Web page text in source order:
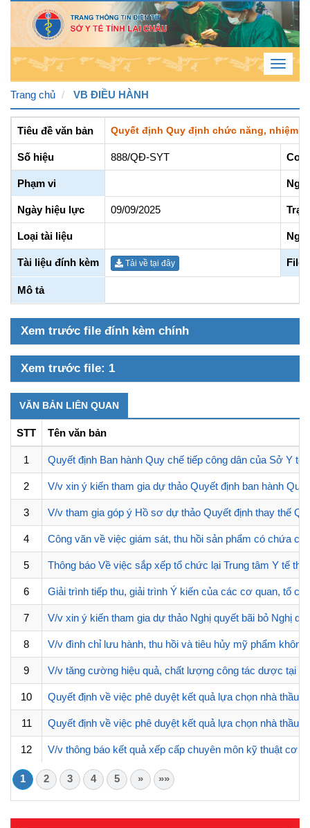
Thứ
7 , 8
2026
7 : 29
AM
Toggle
Trang chủ
VB ĐIỀU HÀNH
Tiêu đề văn bản Quyết định Quy định chức năng, nhiệm
Số hiệu 888/QĐ-SYT Cơ
Phạm vi
Ngày hiệu lực 09/09/2025
Loại tài liệu
Tài liệu đính kèm Tải về tại đây File
Mô tả
Xem trước file đính kèm chính
Xem trước file: 1
VĂN BẢN LIÊN QUAN
STT Tên văn bản
1 Quyết định Ban hành Quy chế tiếp công dân của Sở Y tế
2 V/v xin ý kiến tham gia dự thảo Quyết định ban hành
3 V/v tham gia góp ý Hồ sơ dự thảo Quyết định thay thế
4 Công văn về việc giám sát, thu hồi sản phẩm có chứa
5 Thông báo Về việc sắp xếp tổ chức lại Trung tâm Y tế
6 Giải trình tiếp thu, giải trình Ý kiến của các cơ quan, tổ
7 V/v xin ý kiến tham gia dự thảo Nghị quyết bãi bỏ Nghị
8 V/v đình chỉ lưu hành, thu hồi và tiêu hủy mỹ phẩm
9 V/v tăng cường hiệu quả, chất lượng công tác dược tại
10 Quyết định về việc phê duyệt kết quả lựa chọn nhà thầu
11 Quyết định về việc phê duyệt kết quả lựa chọn nhà thầu
12 V/v thông báo kết quả xếp cấp chuyên môn kỹ thuật cơ
1 2 3 4 5 » »»